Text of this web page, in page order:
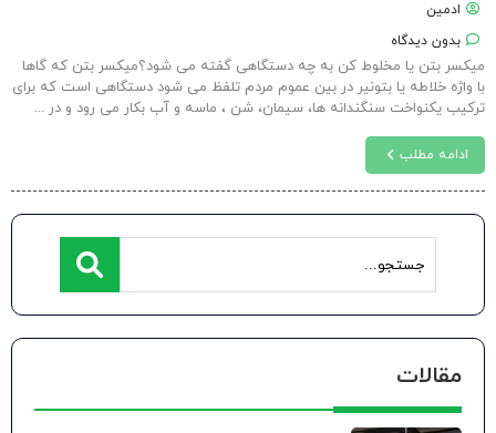
ادمین
بدون دیدگاه
میکسر بتن یا مخلوط کن به چه دستگاهی گفته می شود؟میکسر بتن که گاها
با واژه خلاطه یا بتونیر در بین عموم مردم تلفظ می شود دستگاهی است که برای
ترکیب یکنواخت سنگندانه ها، سیمان، شن ، ماسه و آب بکار می رود و در ...
ادامه مطلب
مقالات